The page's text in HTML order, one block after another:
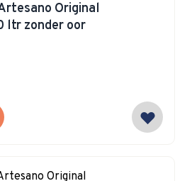
Original
ltr zonder oor